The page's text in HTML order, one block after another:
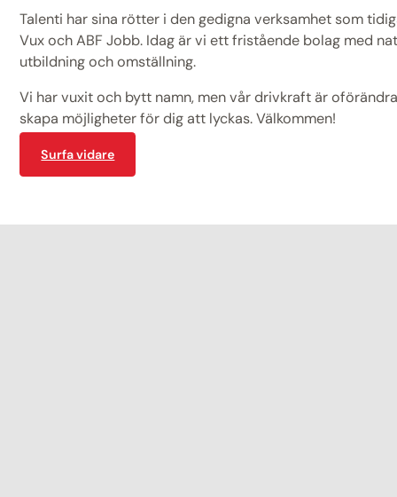
Talenti har sina rötter i den gedigna verksamhet som
Vux och ABF Jobb. Idag är vi ett fristående bolag med
utbildning och omställning.
Vi har vuxit och bytt namn, men vår drivkraft är
skapa möjligheter för dig att lyckas. Välkommen!
Surfa vidare